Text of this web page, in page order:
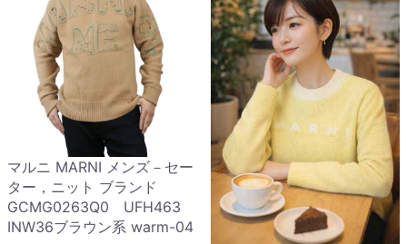
マルニ MARNI メンズ－セー
ター，ニット ブランド
GCMG0263Q0 UFH463
INW36ブラウン系 warm-04